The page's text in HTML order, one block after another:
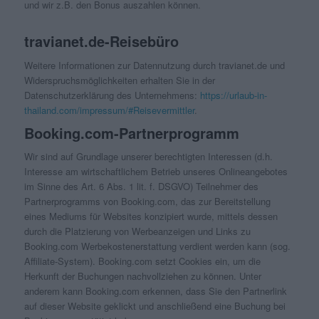
und wir z.B. den Bonus auszahlen können.
travianet.de-Reisebüro
Weitere Informationen zur Datennutzung durch travianet.de und
Widerspruchsmöglichkeiten erhalten Sie in der
Datenschutzerklärung des Unternehmens: https://urlaub-in-
thailand.com/impressum/#Reisevermittler.
Booking.com-Partnerprogramm
Wir sind auf Grundlage unserer berechtigten Interessen (d.h.
Interesse am wirtschaftlichem Betrieb unseres Onlineangebotes
im Sinne des Art. 6 Abs. 1 lit. f. DSGVO) Teilnehmer des
Partnerprogramms von Booking.com, das zur Bereitstellung
eines Mediums für Websites konzipiert wurde, mittels dessen
durch die Platzierung von Werbeanzeigen und Links zu
Booking.com Werbekostenerstattung verdient werden kann (sog.
Affiliate-System). Booking.com setzt Cookies ein, um die
Herkunft der Buchungen nachvollziehen zu können. Unter
anderem kann Booking.com erkennen, dass Sie den Partnerlink
auf dieser Website geklickt und anschließend eine Buchung bei